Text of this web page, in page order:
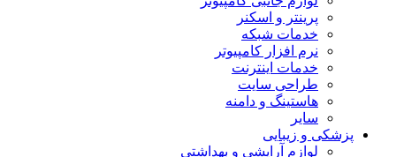
پرینتر و اسکنر
خدمات شبکه
نرم افزار کامپیوتر
خدمات اینترنت
طراحی سایت
هاستینگ و دامنه
سایر
پزشکی و زیبایی
لوازم آرایشی و بهداشتی